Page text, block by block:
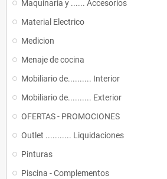
Maquinaria y ...... Accesorios
Material Electrico
Medicion
Menaje de cocina
Mobiliario de.......... Interior
Mobiliario de.......... Exterior
OFERTAS - PROMOCIONES
Outlet ........... Liquidaciones
Pinturas
Piscina - Complementos